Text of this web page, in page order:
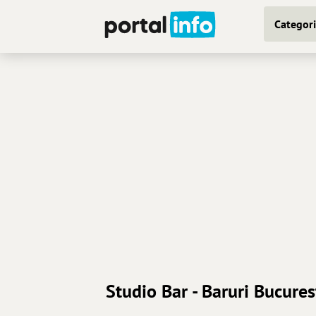
Studio Bar - Baruri